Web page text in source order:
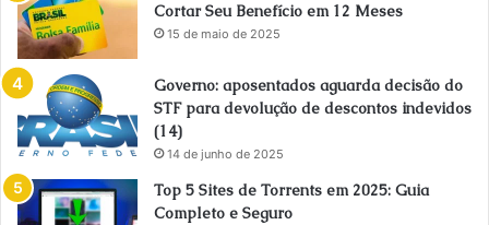
Cortar Seu Benefício em 12 Meses
15 de maio de 2025
Governo: aposentados aguarda decisão do
STF para devolução de descontos indevidos
(14)
14 de junho de 2025
Top 5 Sites de Torrents em 2025: Guia
Completo e Seguro